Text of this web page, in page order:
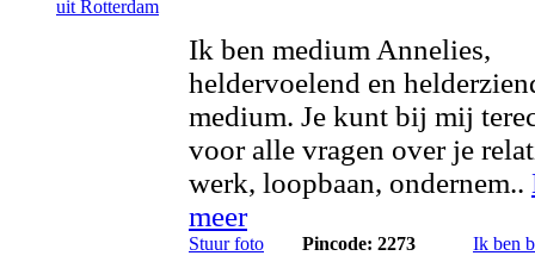
Ik ben medium Annelies,
heldervoelend en
medium. Je kunt bij mij
voor alle vragen over je
werk, loopbaan, ondernem..
meer
Stuur foto Pincode: 2273 Ik ben